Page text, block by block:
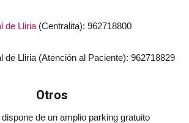
de Lliria (Centralita): 962718800
de Lliria (Atención al Paciente): 962718829
Otros
de un amplio parking gratuito